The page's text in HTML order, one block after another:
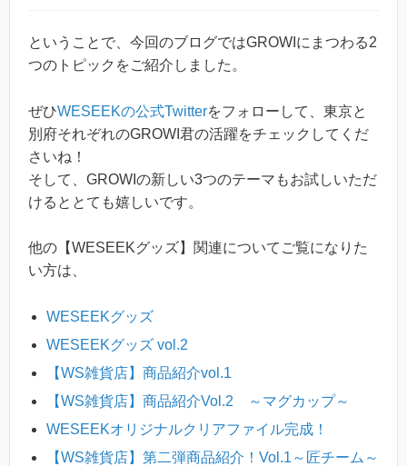
ということで、今回のブログではGROWIにまつわる2
つのトピックをご紹介しました。
ぜひWESEEKの公式Twitterをフォローして、東京と
別府それぞれのGROWI君の活躍をチェックしてくだ
さいね！
そして、GROWIの新しい3つのテーマもお試しいただ
けるととても嬉しいです。
他の【WESEEKグッズ】関連についてご覧になりた
い方は、
WESEEKグッズ
WESEEKグッズ vol.2
【WS雑貨店】商品紹介vol.1
【WS雑貨店】商品紹介Vol.2 ～マグカップ～
WESEEKオリジナルクリアファイル完成！
【WS雑貨店】第二弾商品紹介！Vol.1～匠チーム～